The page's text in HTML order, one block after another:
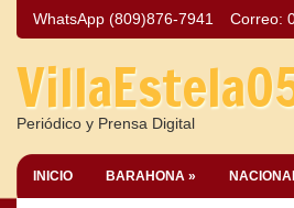
WhatsApp (809)876-7941 Correo:
Periódico y Prensa Digital
INICIO BARAHONA »